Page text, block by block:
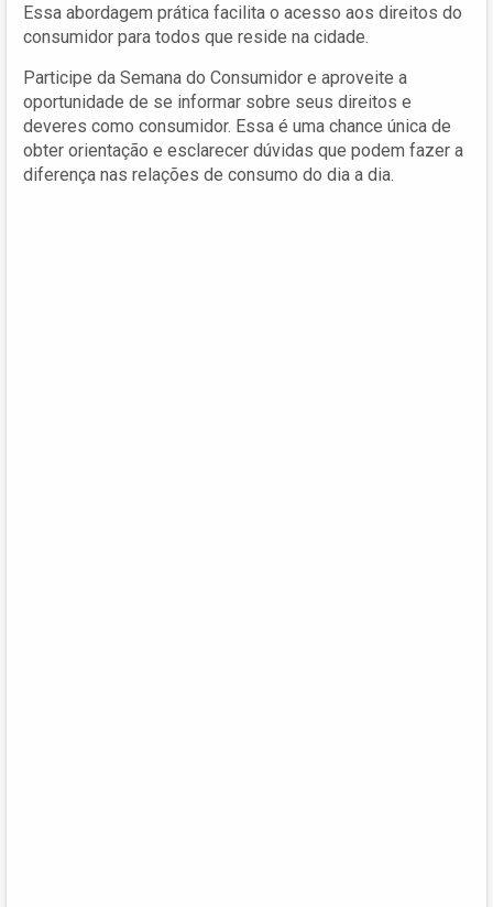
Essa abordagem prática facilita o acesso aos direitos do
consumidor para todos que reside na cidade.
Participe da Semana do Consumidor e aproveite a
oportunidade de se informar sobre seus direitos e
deveres como consumidor. Essa é uma chance única de
obter orientação e esclarecer dúvidas que podem fazer a
diferença nas relações de consumo do dia a dia.